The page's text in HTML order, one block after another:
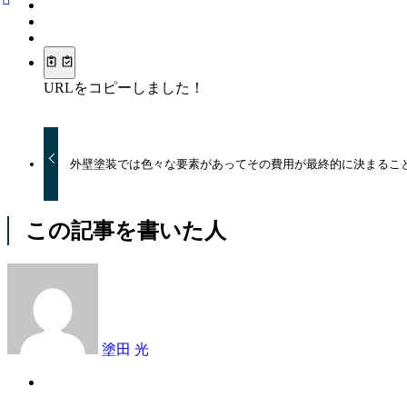
URLをコピーしました！
外壁塗装では色々な要素があってその費用が最終的に決まるこ
この記事を書いた人
塗田 光